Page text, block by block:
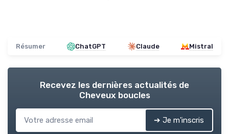
Résumer ChatGPT Claude Mistral
Recevez les dernières actualités de
Cheveux boucles
➔ Je m'inscris